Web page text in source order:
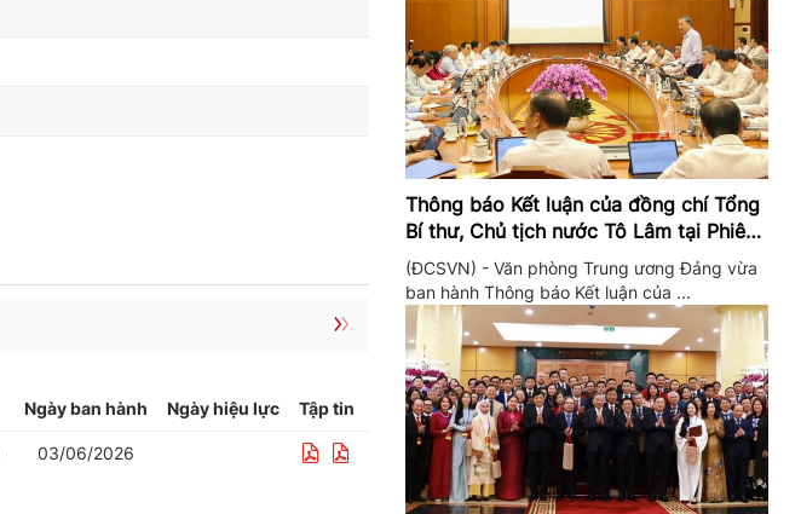
Ngày ban hành Ngày hiệu lực Tập tin
03/06/2026
Thông báo Kết luận của đồng chí Tổng
Bí thư, Chủ tịch nước Tô Lâm tại Phiên
họp Ban Chỉ đạo Trung ương thực hiện
Nghị quyết 57
(ĐCSVN) - Văn phòng Trung ương Đảng vừa
ban hành Thông báo Kết luận của ...